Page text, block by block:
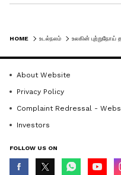
HOME உடல்நலம்
About Website
Privacy Policy
Complaint Redressal - Website
Investors
FOLLOW US ON